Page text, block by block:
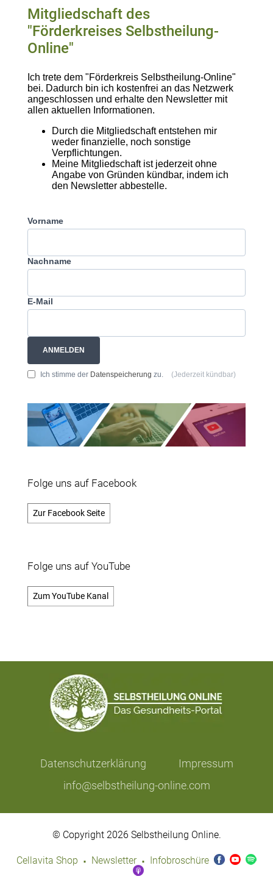
Mitgliedschaft des
"Förderkreises Selbstheilung-
Online"
Ich trete dem "Förderkreis Selbstheilung-Online"
bei. Dadurch bin ich kostenfrei an das Netzwerk
angeschlossen und erhalte den Newsletter mit
allen aktuellen Informationen.
Durch die Mitgliedschaft entstehen mir
weder finanzielle, noch sonstige
Verpflichtungen.
Meine Mitgliedschaft ist jederzeit ohne
Angabe von Gründen kündbar, indem ich
den Newsletter abbestelle.
Vorname
Nachname
E-Mail
ANMELDEN
Ich stimme der Datenspeicherung zu. (Jederzeit kündbar)
Folge uns auf Facebook
Zur Facebook Seite
Folge uns auf YouTube
Zum YouTube Kanal
Datenschutzerklärung
Impressum
info@selbstheilung-online.com
© Copyright 2026 Selbstheilung Online.
Cellavita Shop · Newsletter · Infobroschüre